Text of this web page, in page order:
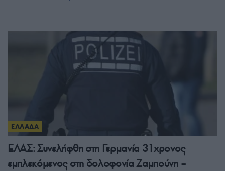
ΕΛΛΑΔΑ
ΕΛΑΣ: Συνελήφθη στη Γερμανία 31χρονος
εμπλεκόμενος στη δολοφονία Ζαμπούνη –